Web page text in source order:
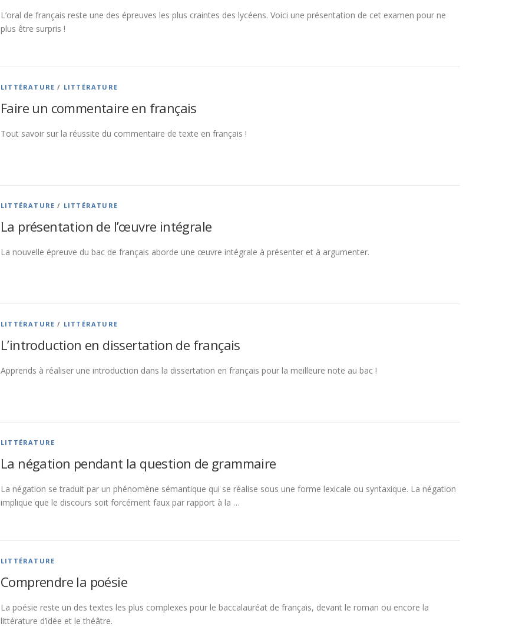
L’oral de français reste une des épreuves les plus craintes des lycéens. Voici une présentation de cet examen pour ne
plus être surpris !
LITTÉRATURE / LITTÉRATURE
Faire un commentaire en français
Tout savoir sur la réussite du commentaire de texte en français !
LITTÉRATURE / LITTÉRATURE
La présentation de l’œuvre intégrale
La nouvelle épreuve du bac de français aborde une œuvre intégrale à présenter et à argumenter.
LITTÉRATURE / LITTÉRATURE
L’introduction en dissertation de français
Apprends à réaliser une introduction dans la dissertation en français pour la meilleure note au bac !
LITTÉRATURE
La négation pendant la question de grammaire
La négation se traduit par un phénomène sémantique qui se réalise sous une forme lexicale ou syntaxique. La négation
implique que le discours soit forcément faux par rapport à la …
LITTÉRATURE
Comprendre la poésie
La poésie reste un des textes les plus complexes pour le baccalauréat de français, devant le roman ou encore la
littérature d’idée et le théâtre.